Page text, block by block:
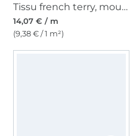
Tissu french terry, moutarde
14,07 € / m
(9,38 € / 1 m²)